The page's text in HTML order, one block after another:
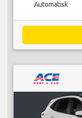
Automatisk